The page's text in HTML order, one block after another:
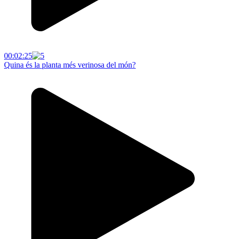
00:02:25
Quina és la planta més verinosa del món?